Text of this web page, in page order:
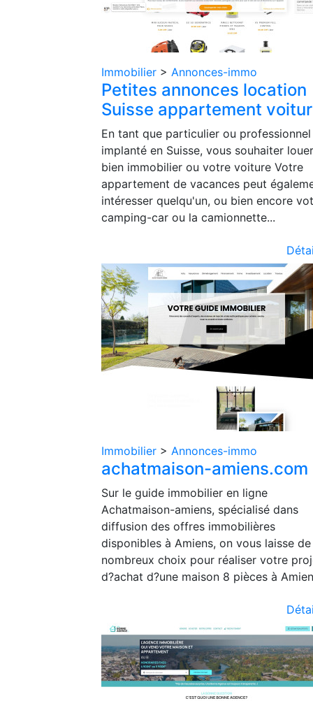
Immobilier > Annonces-immo
Petites annonces location
Suisse appartement
En tant que particulier ou professionnel
implanté en Suisse, vous souhaiter
bien immobilier ou votre voiture Votre
appartement de vacances peut
intéresser quelqu'un, ou bien encore
camping-car ou la camionnette...
Immobilier > Annonces-immo
achatmaison-amiens.com
Sur le guide immobilier en ligne
Achatmaison-amiens, spécialisé dans
diffusion des offres immobilières
disponibles à Amiens, on vous laisse de
nombreux choix pour réaliser votre
d?achat d?une maison 8 pièces à